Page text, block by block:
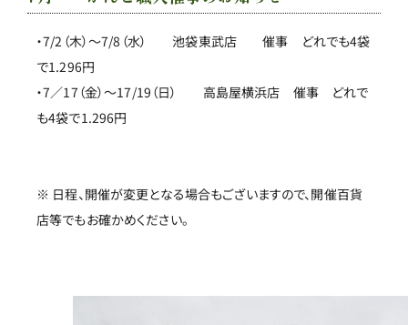
・7/2（木）～7/8（水） 池袋東武店 催事 どれでも4袋
で1.296円
・7／17（金）～17/19（日） 高島屋横浜店 催事 どれで
も4袋で1.296円
※ 日程、開催が変更となる場合もございますので、開催百貨
店等でもお確かめください。